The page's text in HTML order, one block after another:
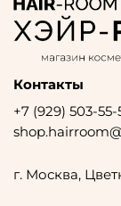
Контакты
+7 (929) 503-55-
г. Москва,